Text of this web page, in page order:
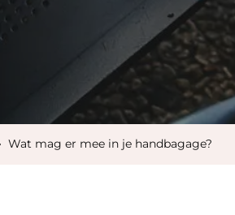
Wat mag er mee in je handbagage?